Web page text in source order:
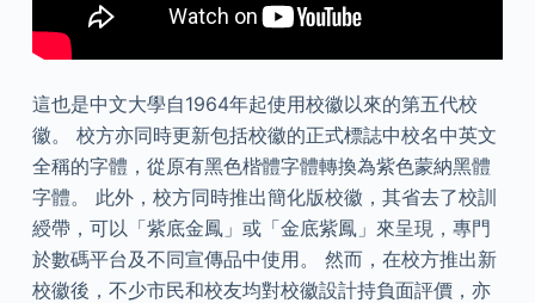
這也是中文大學自1964年起使用校徽以來的第五代校
徽。 校方亦同時更新包括校徽的正式標誌中校名中英文
全稱的字體，從原有黑色楷體字體轉換為紫色蒙納黑體
字體。 此外，校方同時推出簡化版校徽，其省去了校訓
綬帶，可以「紫底金鳳」或「金底紫鳳」來呈現，專門
於數碼平台及不同宣傳品中使用。 然而，在校方推出新
校徽後，不少市民和校友均對校徽設計持負面評價，亦